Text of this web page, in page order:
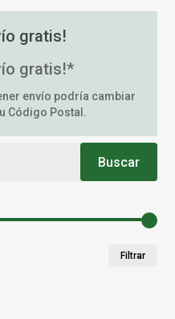
gratis!
gratis!*
envío podría cambiar
Código Postal.
Buscar
Filtrar